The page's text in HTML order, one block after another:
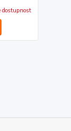
dostupnost